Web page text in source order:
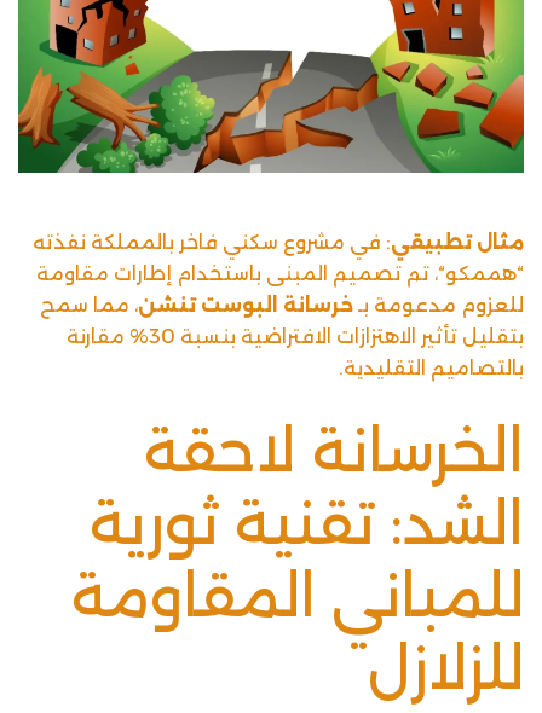
مثال تطبيقي: في مشروع سكني فاخر بالمملكة نفذته
“هممكو“، تم تصميم المبنى باستخدام إطارات مقاومة
للعزوم مدعومة بـ خرسانة البوست تنشن، مما سمح
بتقليل تأثير الاهتزازات الافتراضية بنسبة 30% مقارنة
بالتصاميم التقليدية.
الخرسانة لاحقة
الشد: تقنية ثورية
للمباني المقاومة
للزلازل